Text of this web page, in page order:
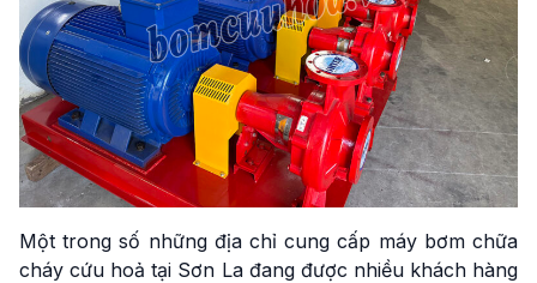
Một trong số những địa chỉ cung cấp máy bơm chữa
cháy cứu hoả tại Sơn La đang được nhiều khách hàng